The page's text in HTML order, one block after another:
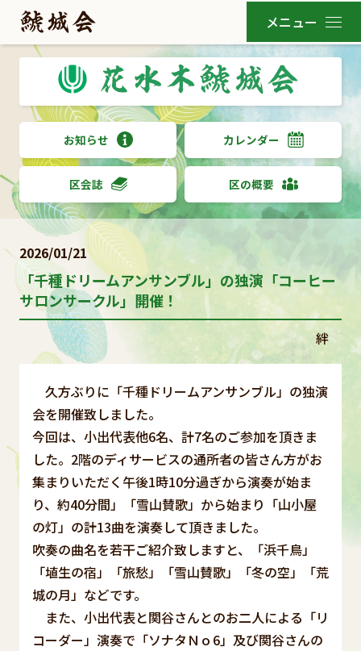
お知らせ カレンダー
区会誌 区の概要
2026/01/21
「千種ドリームアンサンブル」の独演「コーヒー
サロンサークル」開催！
絆
久方ぶりに「千種ドリームアンサンブル」の独演
会を開催致しました。
今回は、小出代表他6名、計7名のご参加を頂きま
した。2階のディサービスの通所者の皆さん方がお
集まりいただく午後1時10分過ぎから演奏が始ま
り、約40分間」「雪山賛歌」から始まり「山小屋
の灯」の計13曲を演奏して頂きました。
吹奏の曲名を若干ご紹介致しますと、「浜千鳥」
「埴生の宿」「旅愁」「雪山賛歌」「冬の空」「荒
城の月」などです。
また、小出代表と関谷さんとのお二人による「リ
コーダー」演奏で「ソナタＮｏ6」及び関谷さんの